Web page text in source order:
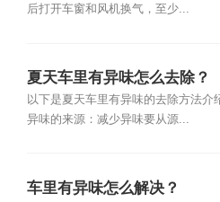
后打开车窗和风机换气，至少...
夏天车里有异味怎么去除？
以下是夏天车里有异味的去除方法介
异味的来源：减少异味要从源...
车里有异味怎么解决？